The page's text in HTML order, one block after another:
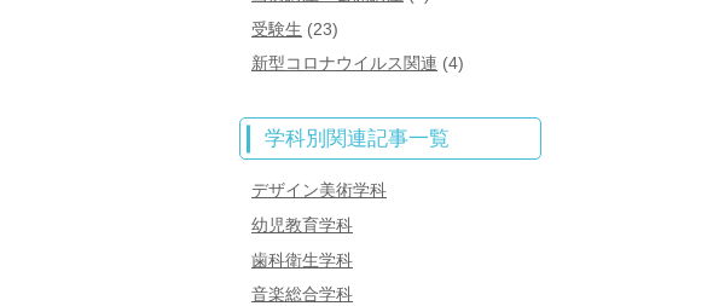
受験生 (23)
新型コロナウイルス関連 (4)
学科別関連記事一覧
デザイン美術学科
幼児教育学科
歯科衛生学科
音楽総合学科